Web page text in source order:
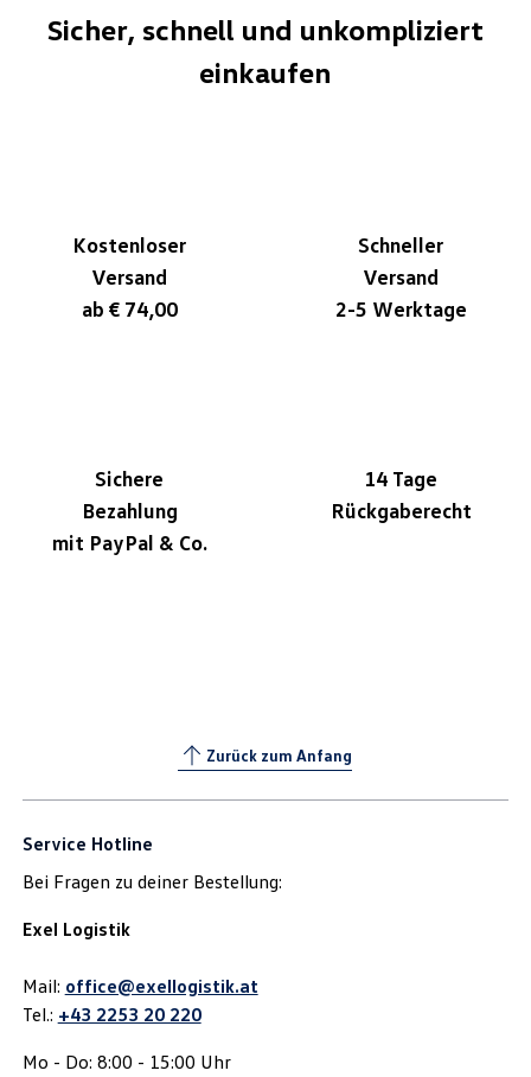
Sicher, schnell und unkompliziert
einkaufen
Kostenloser
Versand
ab € 74,00
Schneller
Versand
2-5 Werktage
Sichere
Bezahlung
mit PayPal & Co.
14 Tage
Rückgaberecht
Zurück zum Anfang
Service Hotline
Bei Fragen zu deiner Bestellung:
Exel Logistik
Mail: office@exellogistik.at
Tel.: +43 2253 20 220
Mo - Do: 8:00 - 15:00 Uhr